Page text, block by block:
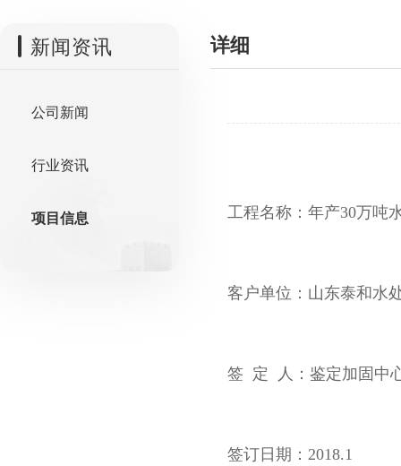
新闻资讯
公司新闻
行业资讯
项目信息
详细
工程名称：年产30万吨
客户单位：山东泰和水
签 定 人：鉴定加固
签订日期：2018.1